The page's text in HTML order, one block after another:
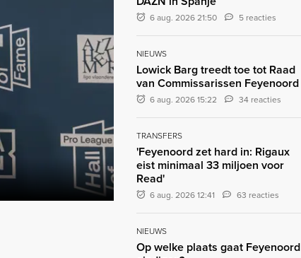
6 aug. 2026 21:50 5 reacties
NIEUWS
Lowick Barg treedt toe tot Raad
van Commissarissen Feyenoord
6 aug. 2026 15:22 34 reacties
TRANSFERS
'Feyenoord zet hard in: Rigaux
eist minimaal 33 miljoen voor
Read'
6 aug. 2026 12:41 63 reacties
NIEUWS
Op welke plaats gaat Feyenoord